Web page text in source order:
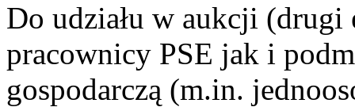
Do udziału w aukcji (drugi
pracownicy PSE jak i
gospodarczą (m.in.